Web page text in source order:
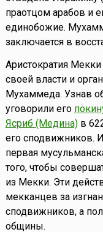
праотцом арабов и
единобожие.
заключается в
Аристократия
своей власти и
Мухаммеда. Узнав
уговорили его
Ясриб (Медина)в
его сподвижников.
первая
того, чтобы
из Мекки. Эти
мекканцев за
сподвижников, а
общины.